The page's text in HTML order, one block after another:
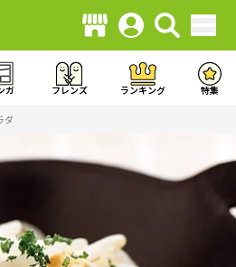
ガ フレンズ ランキング 特集
ダ